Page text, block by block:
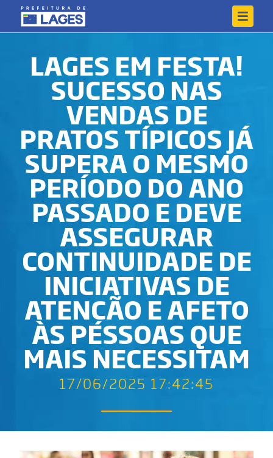
LAGES EM FESTA!
SUCESSO NAS
VENDAS DE
PRATOS TÍPICOS JÁ
SUPERA O MESMO
PERÍODO DO ANO
PASSADO E DEVE
ASSEGURAR
CONTINUIDADE DE
INICIATIVAS DE
ATENÇÃO E AFETO
ÀS PESSOAS QUE
MAIS NECESSITAM
17/06/2025 17:42:45